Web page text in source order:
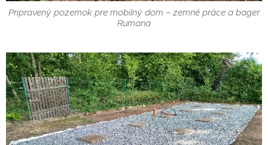
Pripravený pozemok pre mobilný dom – zemné práce a bager
Rumana